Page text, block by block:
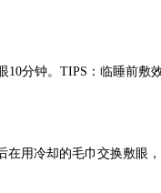
分钟。TIPS：临睡前敷
用冷却的毛巾交换敷眼，